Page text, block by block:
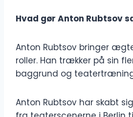
Hvad gør Anton Rubtsov
Anton Rubtsov bringer
roller. Han trækker på sin
baggrund og
Anton Rubtsov har skabt